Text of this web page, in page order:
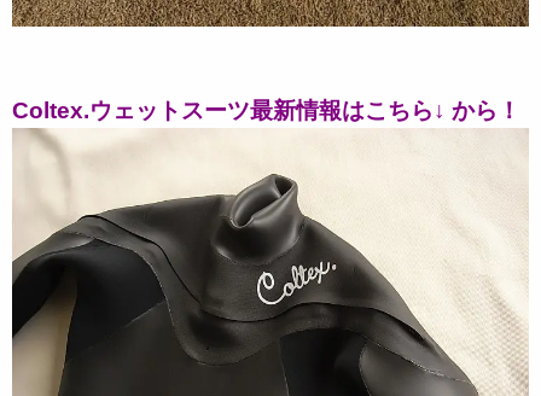
Coltex.ウェットスーツ最新情報はこちら↓ から！